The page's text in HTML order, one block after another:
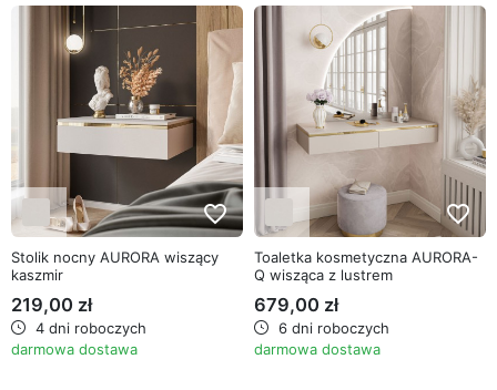
favorite_border
Stolik nocny AURORA wiszący
kaszmir
219,00 zł
4 dni roboczych
darmowa dostawa
favorite_border
Toaletka kosmetyczna AURORA-
Q wisząca z lustrem
679,00 zł
6 dni roboczych
darmowa dostawa